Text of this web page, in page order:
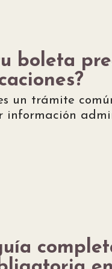
boleta
un trámite
información